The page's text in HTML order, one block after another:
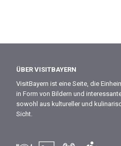
ÜBER VISITBAYERN
VisitBayern ist eine Seite, die
in Form von Bildern und
sowohl aus kultureller und
Sicht.